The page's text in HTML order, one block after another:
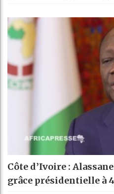
Côte d’Ivoire :
grâce présidentielle à